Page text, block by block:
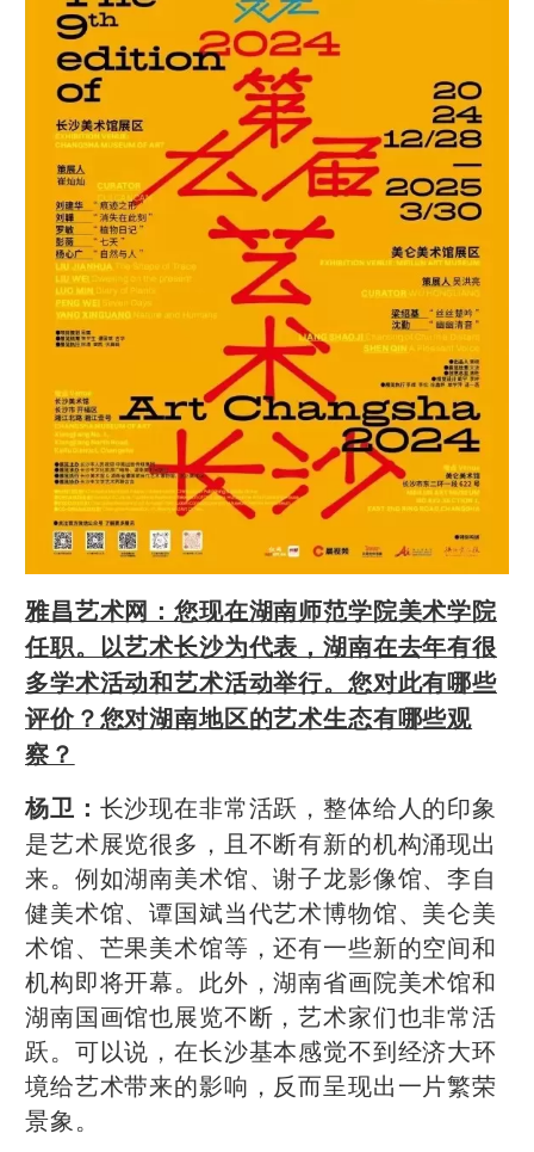
雅昌艺术网：您现在湖南师范学院美术学院
任职。以艺术长沙为代表，湖南在去年有很
多学术活动和艺术活动举行。您对此有哪些
评价？您对湖南地区的艺术生态有哪些观
察？
杨卫： 长沙现在非常活跃，整体给人的印象
是艺术展览很多，且不断有新的机构涌现出
来。例如湖南美术馆、谢子龙影像馆、李自
健美术馆、谭国斌当代艺术博物馆、美仑美
术馆、芒果美术馆等，还有一些新的空间和
机构即将开幕。此外，湖南省画院美术馆和
湖南国画馆也展览不断，艺术家们也非常活
跃。可以说，在长沙基本感觉不到经济大环
境给艺术带来的影响，反而呈现出一片繁荣
景象。